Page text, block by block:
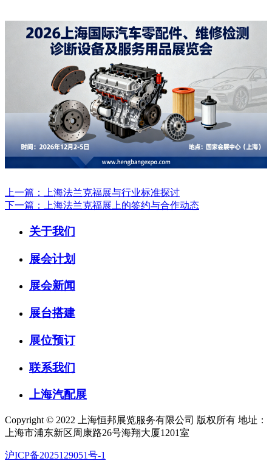
上一篇：上海法兰克福展与行业标准探讨
下一篇：上海法兰克福展上的签约与合作动态
关于我们
展会计划
展会新闻
展台搭建
展位预订
联系我们
上海汽配展
Copyright © 2022 上海恒邦展览服务有限公司 版权所有 地址：
上海市浦东新区周康路26号海翔大厦1201室
沪ICP备2025129051号-1